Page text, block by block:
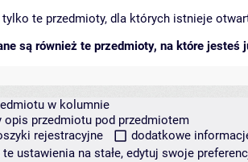
te przedmioty, dla których istnieje
są również te przedmioty, na które jesteś
w kolumnie
opis przedmiotu pod przedmiotem
rejestracyjne
dodatkowe
ustawienia na stałe, edytuj swoje